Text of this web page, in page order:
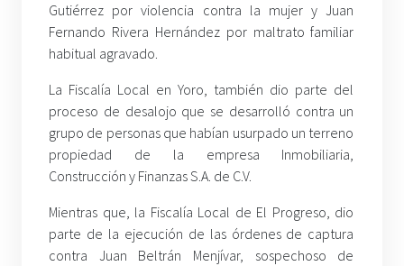
Gutiérrez por violencia contra la mujer y Juan
Fernando Rivera Hernández por maltrato familiar
habitual agravado.
La Fiscalía Local en Yoro, también dio parte del
proceso de desalojo que se desarrolló contra un
grupo de personas que habían usurpado un terreno
propiedad de la empresa Inmobiliaria,
Construcción y Finanzas S.A. de C.V.
Mientras que, la Fiscalía Local de El Progreso, dio
parte de la ejecución de las órdenes de captura
contra Juan Beltrán Menjívar, sospechoso de